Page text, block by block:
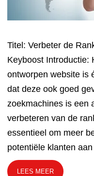
Titel: Verbeter de
Keyboost Introductie:
ontworpen website is
dat deze ook goed
zoekmachines is een
verbeteren van de
essentieel om meer
potentiële klanten
LEES MEER